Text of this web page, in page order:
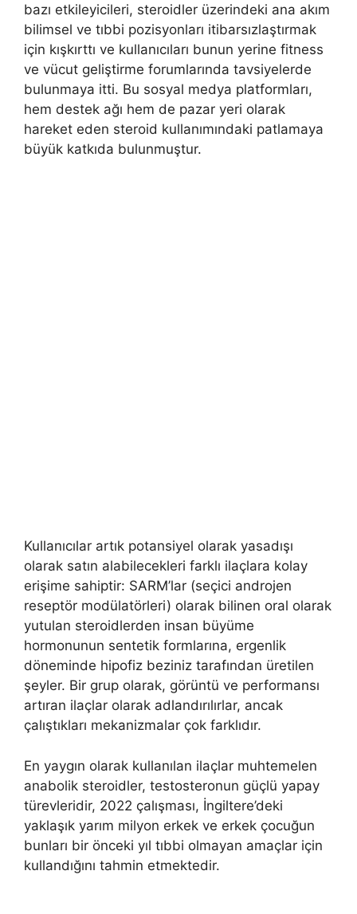
bazı etkileyicileri, steroidler üzerindeki ana akım
bilimsel ve tıbbi pozisyonları itibarsızlaştırmak
için kışkırttı ve kullanıcıları bunun yerine fitness
ve vücut geliştirme forumlarında tavsiyelerde
bulunmaya itti. Bu sosyal medya platformları,
hem destek ağı hem de pazar yeri olarak
hareket eden steroid kullanımındaki patlamaya
büyük katkıda bulunmuştur.
Kullanıcılar artık potansiyel olarak yasadışı
olarak satın alabilecekleri farklı ilaçlara kolay
erişime sahiptir: SARM’lar (seçici androjen
reseptör modülatörleri) olarak bilinen oral olarak
yutulan steroidlerden insan büyüme
hormonunun sentetik formlarına, ergenlik
döneminde hipofiz beziniz tarafından üretilen
şeyler. Bir grup olarak, görüntü ve performansı
artıran ilaçlar olarak adlandırılırlar, ancak
çalıştıkları mekanizmalar çok farklıdır.
En yaygın olarak kullanılan ilaçlar muhtemelen
anabolik steroidler, testosteronun güçlü yapay
türevleridir, 2022 çalışması, İngiltere’deki
yaklaşık yarım milyon erkek ve erkek çocuğun
bunları bir önceki yıl tıbbi olmayan amaçlar için
kullandığını tahmin etmektedir.